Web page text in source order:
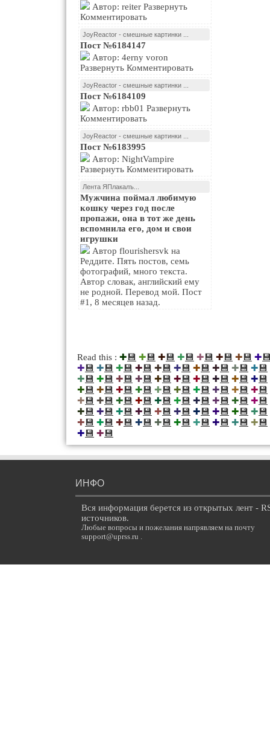
Комментировать
JoyReactor - смешные картинки ...
Пост №6184147
Развернуть Комментировать
JoyReactor - смешные картинки ...
Пост №6184109
Комментировать
JoyReactor - смешные картинки ...
Пост №6183995
Развернуть Комментировать
Лента ЯПлакалъ...
Мужчина поймал любимую
кошку через год после
пропажи, она в тот же день
вспомнила его, дом и свои
игрушки
Реддите. Пять постов, семь
фотографий, много текста.
Автор словак, английский ему
не родной. Перевод мой. Пост
#1, 8 месяцев назад.
Read this : ✚💾 ✚💾 ✚💾 ✚💾 ✚💾 ✚💾 ✚💾 ✚
✚💾 ✚💾 ✚💾 ✚💾 ✚💾 ✚💾 ✚💾 ✚💾 ✚💾 ✚💾
✚💾 ✚💾 ✚💾 ✚💾 ✚💾 ✚💾 ✚💾 ✚💾 ✚💾 ✚💾
✚💾 ✚💾 ✚💾 ✚💾 ✚💾 ✚💾 ✚💾 ✚💾 ✚💾 ✚💾
✚💾 ✚💾 ✚💾 ✚💾 ✚💾 ✚💾 ✚💾 ✚💾 ✚💾 ✚💾
✚💾 ✚💾 ✚💾 ✚💾 ✚💾 ✚💾 ✚💾 ✚💾 ✚💾 ✚💾
✚💾 ✚💾 ✚💾 ✚💾 ✚💾 ✚💾 ✚💾 ✚💾 ✚💾 ✚💾
✚💾 ✚💾
ИНФО
Вся информация берется из открытых лент -
источников.
Любые вопросы и пожелания напрявляем на почту
support@uprss.ru .